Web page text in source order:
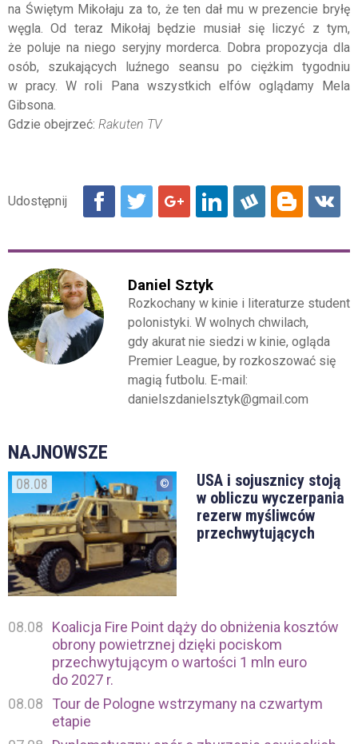
na Świętym Mikołaju za to, że ten dał mu w prezencie bryłę
węgla. Od teraz Mikołaj będzie musiał się liczyć z tym,
że poluje na niego seryjny morderca. Dobra propozycja dla
osób, szukających luźnego seansu po ciężkim tygodniu
w pracy. W roli Pana wszystkich elfów oglądamy Mela
Gibsona.
Gdzie obejrzeć: Rakuten TV
Daniel Sztyk
Rozkochany w kinie i literaturze student
polonistyki. W wolnych chwilach,
gdy akurat nie siedzi w kinie, ogląda
Premier League, by rozkoszować się
magią futbolu. E-mail:
danielszdanielsztyk@gmail.com
NAJNOWSZE
08.08
USA i sojusznicy stoją
w obliczu wyczerpania
rezerw myśliwców
przechwytujących
08.08
Koalicja Fire Point dąży do obniżenia kosztów
obrony powietrznej dzięki pociskom
przechwytującym o wartości 1 mln euro
do 2027 r.
08.08
Tour de Pologne wstrzymany na czwartym
etapie